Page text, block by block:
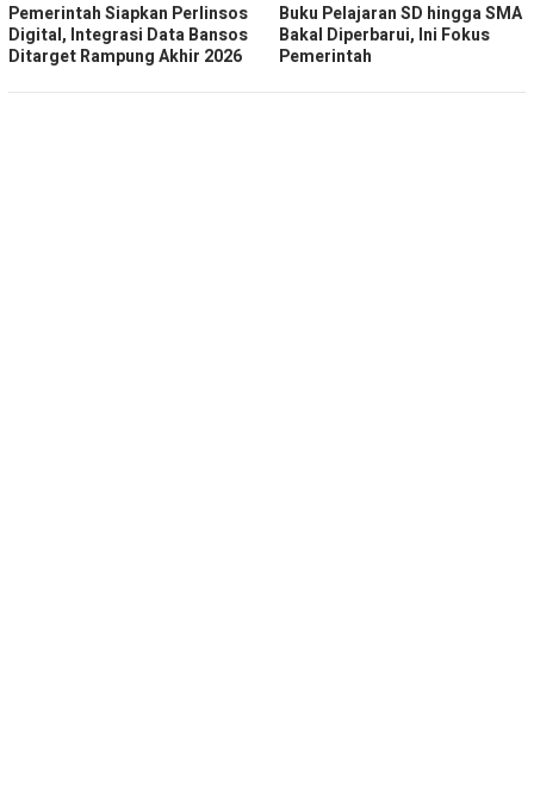
Pemerintah Siapkan Perlinsos
Digital, Integrasi Data Bansos
Ditarget Rampung Akhir 2026
Buku Pelajaran SD hingga SMA
Bakal Diperbarui, Ini Fokus
Pemerintah